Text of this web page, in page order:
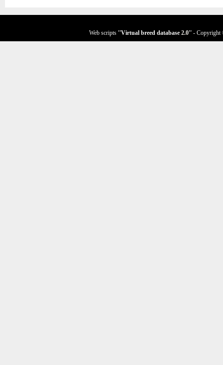
Web scripts ''Virtual breed database 2.0'' - Copyright